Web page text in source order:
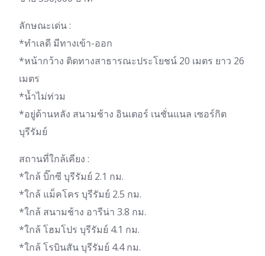
ลักษณะเด่น :
*ทำเลดี มีทางเข้า-ออก
*หน้ากว้าง ติดทางสาธารณะประโยชน์ 20 เมตร ยาว 26
เมตร
*น้ำไม่ท่วม
*อยู่ด้านหลัง สนามช้าง อินเตอร์ เนชั่นแนล เซอร์กิต
บุรีรัมย์
สถานที่ใกล้เคียง :
*ใกล้ บิ๊กซี บุรีรัมย์ 2.1 กม.
*ใกล้ แม็คโคร บุรีรัมย์ 2.5 กม.
*ใกล้ สนามช้าง อารีน่า 3.8 กม.
*ใกล้ โฮมโปร บุรีรัมย์ 4.1 กม.
*ใกล้ โรบินสัน บุรีรัมย์ 4.4 กม.